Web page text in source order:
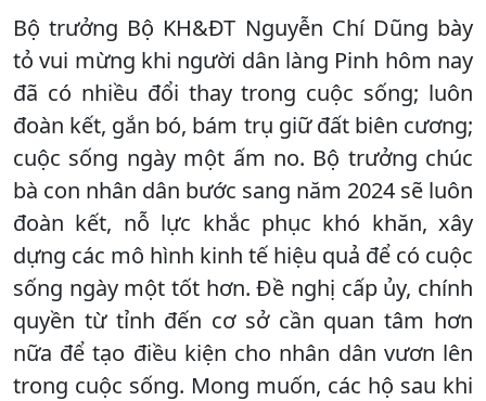
Bộ trưởng Bộ KH&ĐT Nguyễn Chí Dũng bày
tỏ vui mừng khi người dân làng Pinh hôm nay
đã có nhiều đổi thay trong cuộc sống; luôn
đoàn kết, gắn bó, bám trụ giữ đất biên cương;
cuộc sống ngày một ấm no. Bộ trưởng chúc
bà con nhân dân bước sang năm 2024 sẽ luôn
đoàn kết, nỗ lực khắc phục khó khăn, xây
dựng các mô hình kinh tế hiệu quả để có cuộc
sống ngày một tốt hơn. Đề nghị cấp ủy, chính
quyền từ tỉnh đến cơ sở cần quan tâm hơn
nữa để tạo điều kiện cho nhân dân vươn lên
trong cuộc sống. Mong muốn, các hộ sau khi